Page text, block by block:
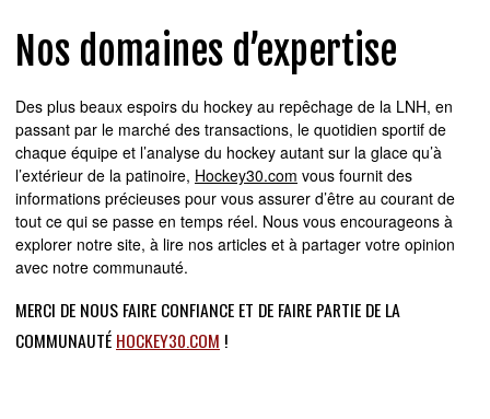
Nos domaines d’expertise
Des plus beaux espoirs du hockey au repêchage de la LNH, en
passant par le marché des transactions, le quotidien sportif de
chaque équipe et l’analyse du hockey autant sur la glace qu’à
l’extérieur de la patinoire, Hockey30.com vous fournit des
informations précieuses pour vous assurer d’être au courant de
tout ce qui se passe en temps réel. Nous vous encourageons à
explorer notre site, à lire nos articles et à partager votre opinion
avec notre communauté.
MERCI DE NOUS FAIRE CONFIANCE ET DE FAIRE PARTIE DE LA
COMMUNAUTÉ HOCKEY30.COM !